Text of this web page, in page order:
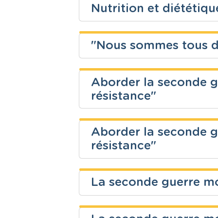
Fondamental
citoyenneté
Nutrition et
Secondaire Cuisine et
"Nous sommes tous
Niveau
Secondaire Sciences
Aborder la seconde
résistance"
Niveau
Fondamental Eveil
Aborder la seconde
résistance"
Secondaire Histoire
La seconde guerre